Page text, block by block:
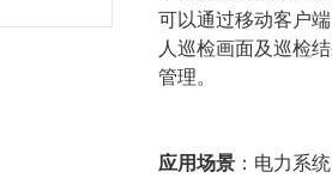
可以通过移动客户
人巡检画面及巡检
管理。
应用场景 ： 电力系统